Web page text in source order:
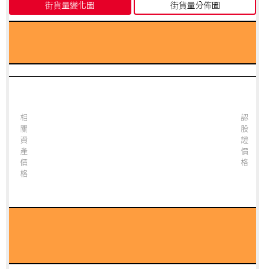
街貨量變化圖 街貨量分佈圖
認
股
證
價
格
相
關
資
產
價
格